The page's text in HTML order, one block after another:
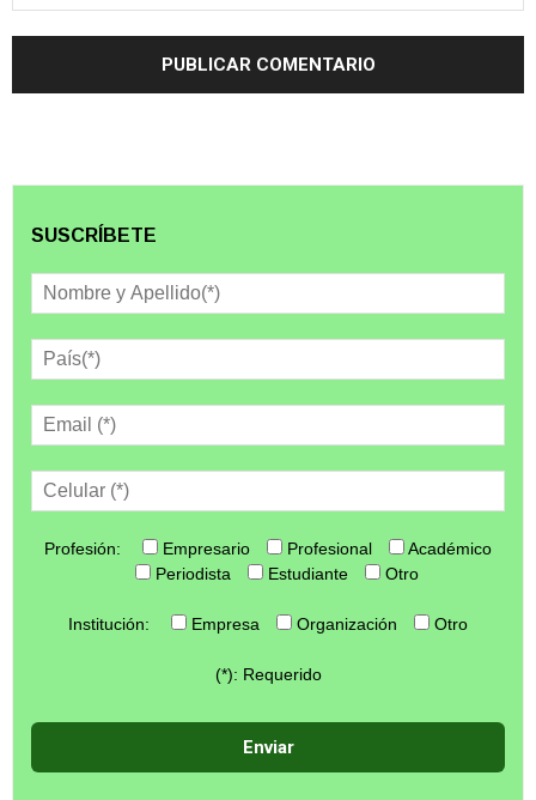
SUSCRÍBETE
Profesión: Empresario Profesional
Académico
Periodista
Estudiante Otro
Institución: Empresa Organización Otro
(*): Requerido